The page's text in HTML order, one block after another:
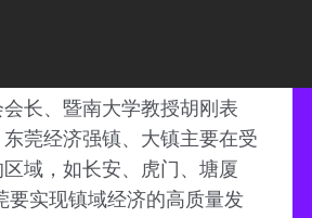
长、暨南大学教授胡刚表
莞经济强镇、大镇主要在受
域，如长安、虎门、塘厦
要实现镇域经济的高质量发